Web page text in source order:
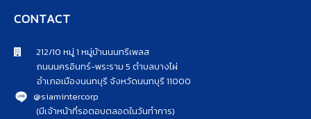
CONTACT
212/10 หมู่ 1 หมู่บ้านนนทรีเพลส
ถนนนครอินทร์-พระราม 5 ตำบลบางไผ่
อำเภอเมืองนนทบุรี จังหวัดนนทบุรี 11000
@siamintercorp
(มีเจ้าหน้าที่รอตอบตลอดในวันทำการ)